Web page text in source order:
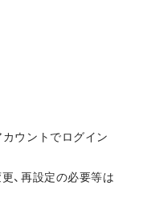
ウントでログイン
、再設定の必要等は